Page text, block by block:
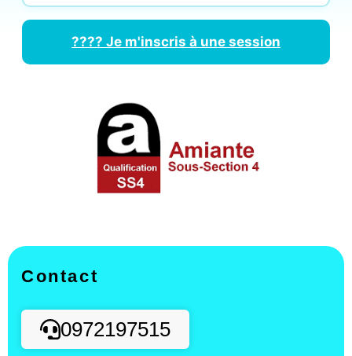
???? Je m'inscris à une session
Contact
0972197515